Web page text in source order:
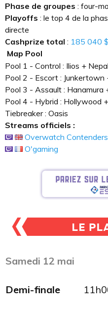
Phase de groupes : four-
Playoffs : le top 4 de la
directe
Cashprize total : 185 040 $
Map Pool
Pool 1 - Control : Ilios + Nepal
Pool 2 - Escort : Junkertown
Pool 3 - Assault : Hanamura
Pool 4 - Hybrid : Hollywood
Tiebreaker : Oasis
Streams officiels :
Overwatch Contenders
O'gaming
Samedi 12 mai
Demi-finale